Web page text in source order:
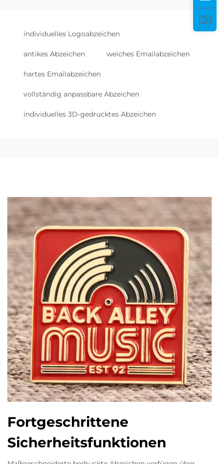
individuelles Logoabzeichen
antikes Abzeichen weiches Emailabzeichen
hartes Emailabzeichen
vollständig anpassbare Abzeichen
individuelles 3D-gedrucktes Abzeichen
Fortgeschrittene
Sicherheitsfunktionen